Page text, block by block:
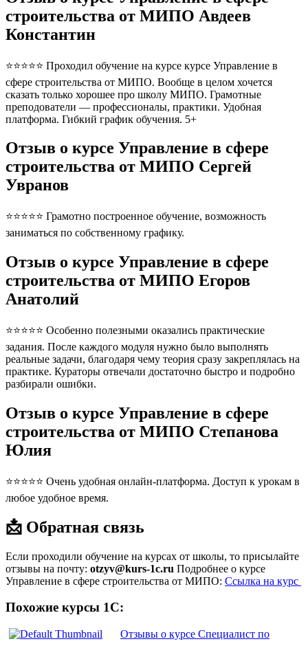
строительства от МИПО Авдеев
Константин
⭐⭐⭐⭐⭐ Проходил обучение на курсе курсе Управление в
сфере строительства от МИПО. Вообще в целом хочется
сказать только хорошее про школу МИПО. Грамотные
преподователи — профессионалы, практики. Удобная
платформа. Гибкий график обучения. 5+
Отзыв о курсе Управление в сфере
строительства от МИПО Сергей
Увранов
⭐⭐⭐⭐⭐ Грамотно построенное обучение, возможность
заниматься по собственному графику.
Отзыв о курсе Управление в сфере
строительства от МИПО Егоров
Анатолий
⭐⭐⭐⭐⭐ Особенно полезными оказались практические
задания. После каждого модуля нужно было выполнять
реальные задачи, благодаря чему теория сразу закреплялась на
практике. Кураторы отвечали достаточно быстро и подробно
разбирали ошибки.
Отзыв о курсе Управление в сфере
строительства от МИПО Степанова
Юлия
⭐⭐⭐⭐⭐ Очень удобная онлайн-платформа. Доступ к урокам в
любое удобное время.
📩 Обратная связь
Если проходили обучение на курсах от школы, то присылайте
отзывы на почту: otzyv@kurs-1c.ru Подробнее о курсе
Управление в сфере строительства от МИПО: Ссылка на курс
Похожие курсы 1С:
Отзывы о курсе Специалист по